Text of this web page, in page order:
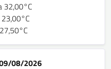
32,00°C
08/2026